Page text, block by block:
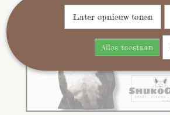
Later opnieuw tonen
Alles toestaan